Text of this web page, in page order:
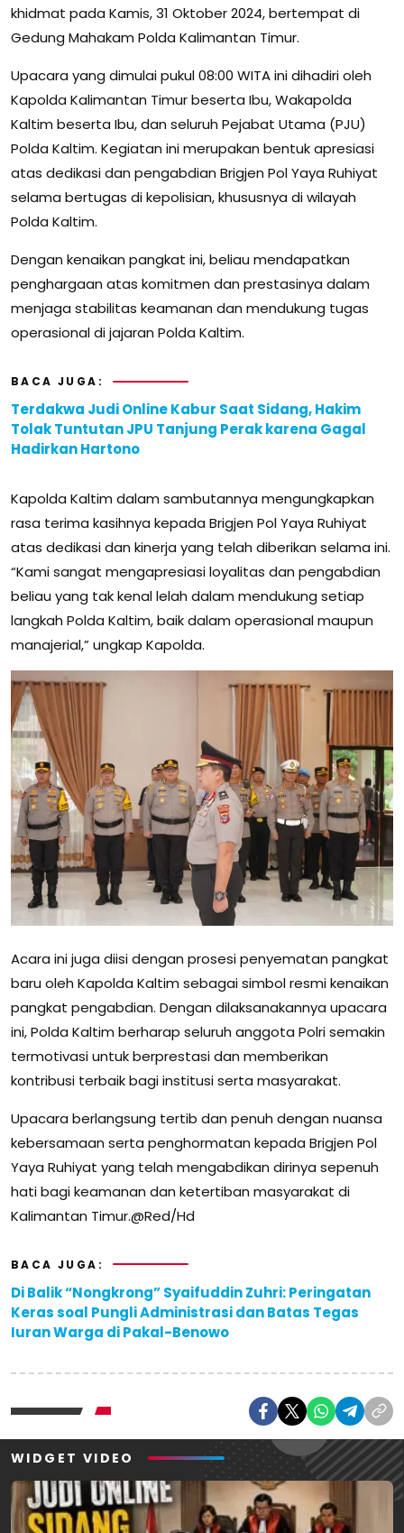
khidmat pada Kamis, 31 Oktober 2024, bertempat di
Gedung Mahakam Polda Kalimantan Timur.
Upacara yang dimulai pukul 08:00 WITA ini dihadiri oleh
Kapolda Kalimantan Timur beserta Ibu, Wakapolda
Kaltim beserta Ibu, dan seluruh Pejabat Utama (PJU)
Polda Kaltim. Kegiatan ini merupakan bentuk apresiasi
atas dedikasi dan pengabdian Brigjen Pol Yaya Ruhiyat
selama bertugas di kepolisian, khususnya di wilayah
Polda Kaltim.
Dengan kenaikan pangkat ini, beliau mendapatkan
penghargaan atas komitmen dan prestasinya dalam
menjaga stabilitas keamanan dan mendukung tugas
operasional di jajaran Polda Kaltim.
BACA JUGA:
Terdakwa Judi Online Kabur Saat Sidang, Hakim
Tolak Tuntutan JPU Tanjung Perak karena Gagal
Hadirkan Hartono
Kapolda Kaltim dalam sambutannya mengungkapkan
rasa terima kasihnya kepada Brigjen Pol Yaya Ruhiyat
atas dedikasi dan kinerja yang telah diberikan selama ini.
“Kami sangat mengapresiasi loyalitas dan pengabdian
beliau yang tak kenal lelah dalam mendukung setiap
langkah Polda Kaltim, baik dalam operasional maupun
manajerial,” ungkap Kapolda.
Acara ini juga diisi dengan prosesi penyematan pangkat
baru oleh Kapolda Kaltim sebagai simbol resmi kenaikan
pangkat pengabdian. Dengan dilaksanakannya upacara
ini, Polda Kaltim berharap seluruh anggota Polri semakin
termotivasi untuk berprestasi dan memberikan
kontribusi terbaik bagi institusi serta masyarakat.
Upacara berlangsung tertib dan penuh dengan nuansa
kebersamaan serta penghormatan kepada Brigjen Pol
Yaya Ruhiyat yang telah mengabdikan dirinya sepenuh
hati bagi keamanan dan ketertiban masyarakat di
Kalimantan Timur.@Red/Hd
BACA JUGA:
Di Balik “Nongkrong” Syaifuddin Zuhri: Peringatan
Keras soal Pungli Administrasi dan Batas Tegas
Iuran Warga di Pakal-Benowo
WIDGET VIDEO